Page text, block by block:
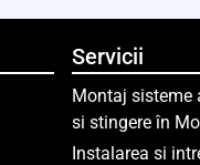
Servicii
Montaj sisteme
si stingere în
Instalarea si